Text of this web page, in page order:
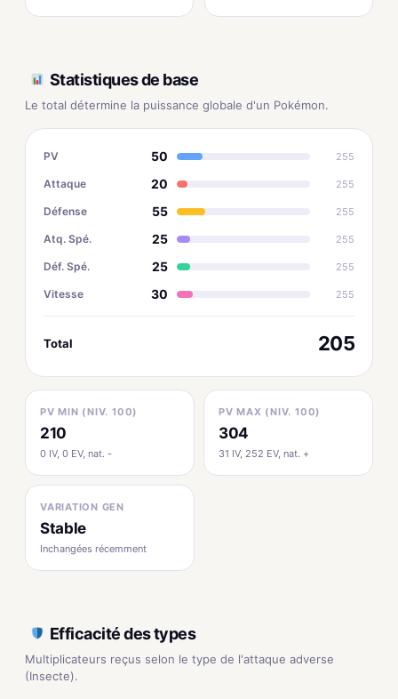
Statistiques de base
Le total détermine la puissance globale d'un Pokémon.
PV 50 255
Attaque 20 255
Défense 55 255
Atq. Spé. 25 255
Déf. Spé. 25 255
Vitesse 30 255
Total 205
PV MIN (NIV. 100)
210
0 IV, 0 EV, nat. -
PV MAX (NIV. 100)
304
31 IV, 252 EV, nat. +
VARIATION GEN
Stable
Inchangées récemment
Efficacité des types
Multiplicateurs reçus selon le type de l'attaque adverse
(Insecte).